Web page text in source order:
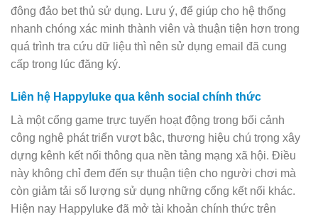
đông đảo bet thủ sử dụng. Lưu ý, để giúp cho hệ thống
nhanh chóng xác minh thành viên và thuận tiện hơn trong
quá trình tra cứu dữ liệu thì nên sử dụng email đã cung
cấp trong lúc đăng ký.
Liên hệ Happyluke qua kênh social chính thức
Là một cổng game trực tuyến hoạt động trong bối cảnh
công nghệ phát triển vượt bậc, thương hiệu chú trọng xây
dựng kênh kết nối thông qua nền tảng mạng xã hội. Điều
này không chỉ đem đến sự thuận tiện cho người chơi mà
còn giảm tải số lượng sử dụng những cổng kết nối khác.
Hiện nay Happyluke đã mở tài khoản chính thức trên